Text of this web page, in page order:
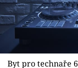
Byt pro technaře 6